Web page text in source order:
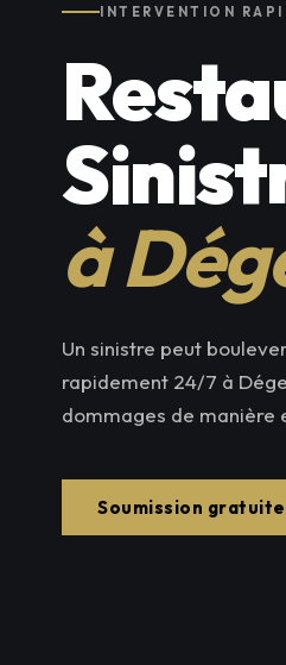
INTERVENTION
à
Un sinistre peut
rapidement 24/7 à
dommages de manière
Soumission